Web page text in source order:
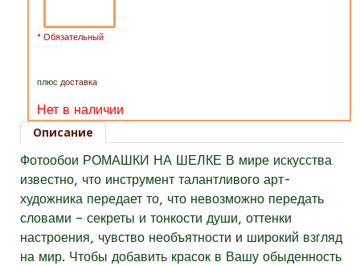
* Обязательный
плюс доставка
Нет в наличии
Описание
Фотообои РОМАШКИ НА ШЕЛКЕ В мире искусства
известно, что инструмент талантливого арт-
художника передает то, что невозможно передать
словами – секреты и тонкости души, оттенки
настроения, чувство необъятности и широкий взгляд
на мир. Чтобы добавить красок в Вашу обыденность